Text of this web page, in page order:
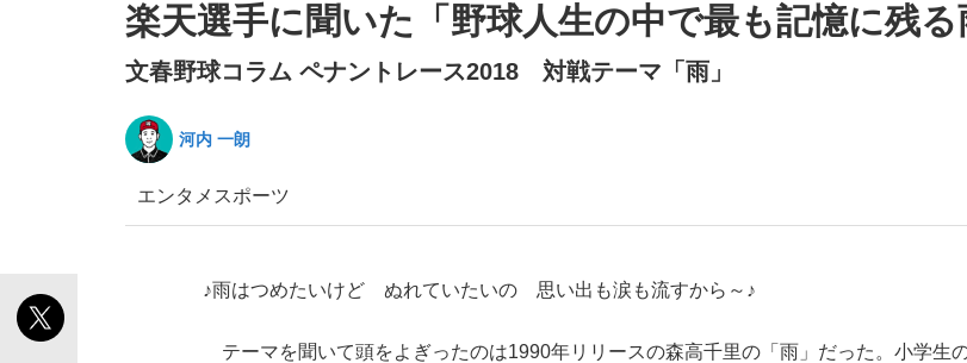
私のあのとき、私のいま
楽天選手に聞いた「野球人生の中で最も記憶に残る
文春野球コラム ペナントレース2018 対戦テーマ「雨」
河内 一朗
エンタメ スポーツ
♪雨はつめたいけど ぬれていたいの 思い出も涙も流すから～♪
テーマを聞いて頭をよぎったのは1990年リリースの森高千里の「雨」だった。小学生